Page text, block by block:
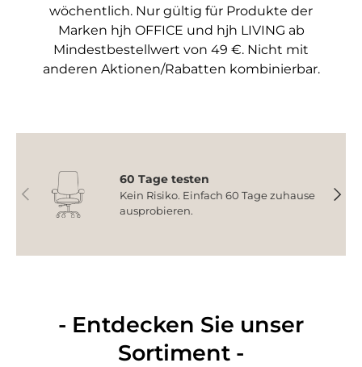
wöchentlich. Nur gültig für Produkte der
Marken hjh OFFICE und hjh LIVING ab
Mindestbestellwert von 49 €. Nicht mit
anderen Aktionen/Rabatten kombinierbar.
Vorherige
60 Tage testen
Kein Risiko. Einfach 60 Tage zuhause
ausprobieren.
- Entdecken Sie unser
Sortiment -